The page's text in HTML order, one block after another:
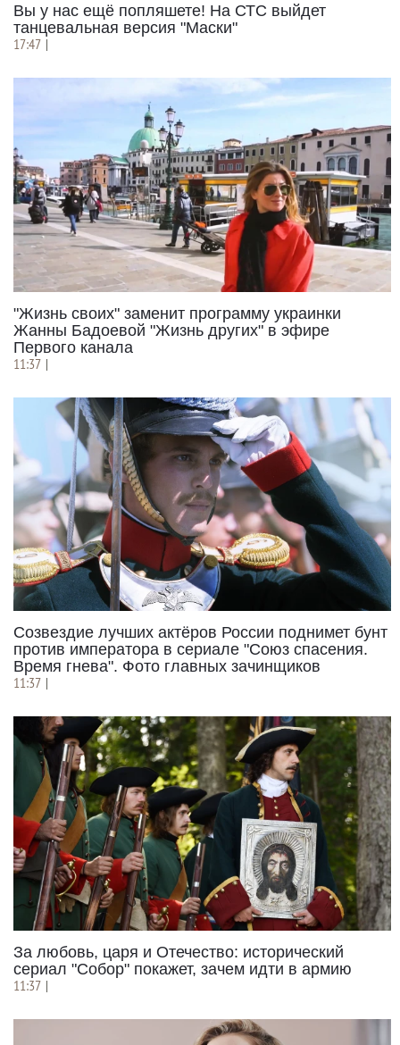
Вы у нас ещё попляшете! На СТС выйдет
танцевальная версия "Маски"
17:47 |
"Жизнь своих" заменит программу украинки
Жанны Бадоевой "Жизнь других" в эфире
Первого канала
11:37 |
Созвездие лучших актёров России поднимет бунт
против императора в сериале "Союз спасения.
Время гнева". Фото главных зачинщиков
11:37 |
За любовь, царя и Отечество: исторический
сериал "Собор" покажет, зачем идти в армию
11:37 |